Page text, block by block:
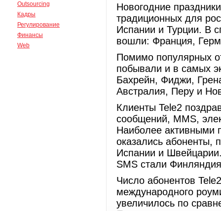
Outsourcing
Кадры
Регулирование
Финансы
Web
Новогодние
традиционных для
Испании и Турции. В
вошли: Франция,
Помимо популярных
побывали и в самых
Бахрейн, Фиджи,
Австралия, Перу и
Клиенты Tele2
сообщений, MMS,
Наиболее активными
оказались абоненты,
Испании и
SMS стали
Число абонентов
международного
увеличилось по